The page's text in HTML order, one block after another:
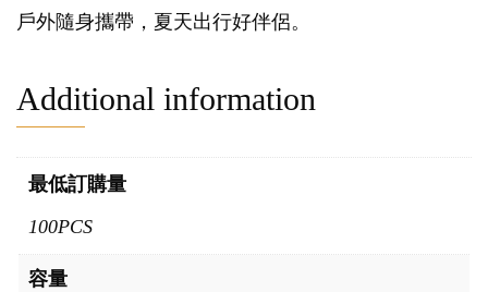
戶外隨身攜帶，夏天出行好伴侶。
Additional information
最低訂購量
100PCS
容量